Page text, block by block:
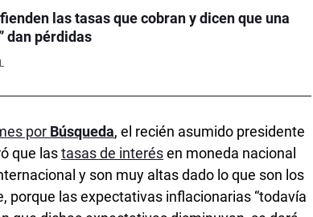
las tasas que cobran y dicen que una
dan pérdidas
por Búsqueda, el recién asumido presidente
que lastasas de interésen moneda nacional
y son muy altas dado lo que son los
porque las expectativas inflacionarias “todavía